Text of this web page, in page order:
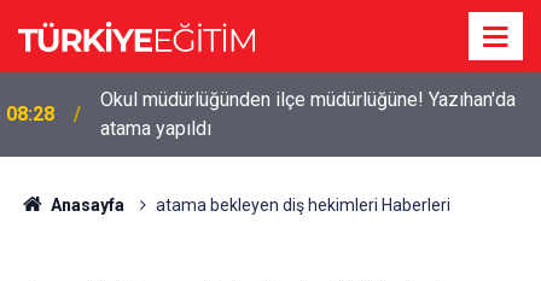
08:28
Okul müdürlüğünden ilçe müdürlüğüne! Yazıhan'da
atama yapıldı
Anasayfa atama bekleyen diş hekimleri Haberleri